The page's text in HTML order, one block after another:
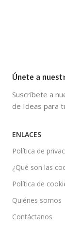
Únete a
Suscríbete a
de Ideas para
ENLACES
Política de
¿Qué son las
Política de
Quiénes somos
Contáctanos